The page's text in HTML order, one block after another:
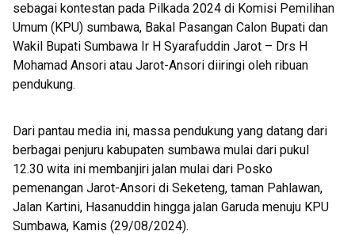
sebagai kontestan pada Pilkada 2024 di Komisi Pemilihan
Umum (KPU) sumbawa, Bakal Pasangan Calon Bupati dan
Wakil Bupati Sumbawa Ir H Syarafuddin Jarot – Drs H
Mohamad Ansori atau Jarot-Ansori diiringi oleh ribuan
pendukung.
Dari pantau media ini, massa pendukung yang datang dari
berbagai penjuru kabupaten sumbawa mulai dari pukul
12.30 wita ini membanjiri jalan mulai dari Posko
pemenangan Jarot-Ansori di Seketeng, taman Pahlawan,
Jalan Kartini, Hasanuddin hingga jalan Garuda menuju KPU
Sumbawa, Kamis (29/08/2024).